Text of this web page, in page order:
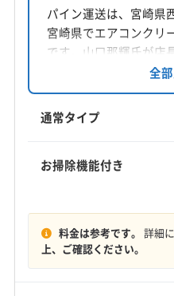
宮崎県延岡市塩浜町4丁
対応地域
宮
児湯郡高鍋町
児湯郡新富町
児湯郡川南町
東臼杵郡椎葉村
(大分県) 竹田市
(大分県) 津
(大分県) 豊後大野市
定休日
不定休
パイン運送は、宮崎県
宮崎県でエアコンクリ
です。山口那輝氏が店
15分程度の手伝いサー
9900円からで、複数
実。土日祝日も対応可
全
通常タイプ
お掃除機能付き
料金は参考です。 詳細
上、ご確認ください。